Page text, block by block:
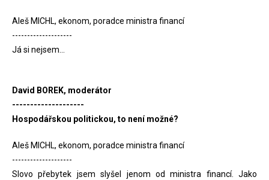
Aleš MICHL, ekonom, poradce ministra financí
--------------------
Já si nejsem...
David BOREK, moderátor
--------------------
Hospodářskou politickou, to není možné?
Aleš MICHL, ekonom, poradce ministra financí
--------------------
Slovo přebytek jsem slyšel jenom od ministra financí. Jako